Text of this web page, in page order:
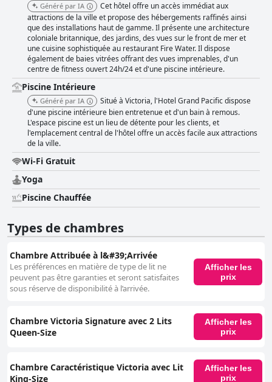
Généré par IA
Cet hôtel offre un accès immédiat aux
attractions de la ville et propose des hébergements raffinés ainsi
que des installations haut de gamme. Il présente une architecture
coloniale britannique, des jardins, des vues sur le front de mer et
une cuisine sophistiquée au restaurant Fire Water. Il dispose
également de baies vitrées offrant des vues imprenables, d'un
centre de fitness ouvert 24h/24 et d'une piscine intérieure.
Piscine Intérieure
Généré par IA
Situé à Victoria, l'Hotel Grand Pacific dispose
d'une piscine intérieure bien entretenue et d'un bain à remous.
L'espace piscine est un lieu de détente pour les clients, et
l'emplacement central de l'hôtel offre un accès facile aux attractions
de la ville.
Wi-Fi Gratuit
Yoga
Piscine Chauffée
Types de chambres
Chambre Attribuée à l&#39;Arrivée
Les préférences en matière de type de lit ne
peuvent pas être garanties et seront satisfaites
sous réserve de disponibilité à l’arrivée.
Afficher les
prix
Chambre Victoria Signature avec 2 Lits
Queen-Size
Afficher les
prix
Chambre Caractéristique Victoria avec Lit
King-Size
Afficher les
prix